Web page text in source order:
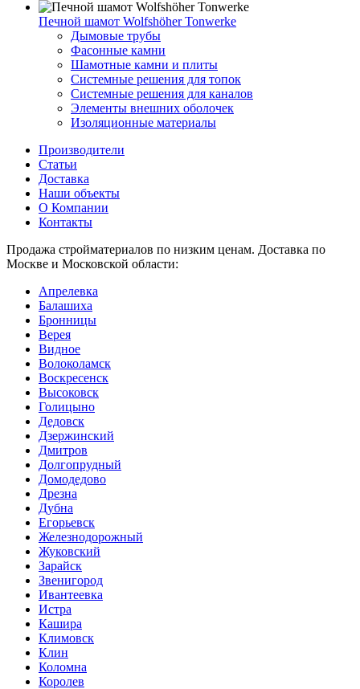
Печной шамот Wolfshöher Tonwerke
Дымовые трубы
Фасонные камни
Шамотные камни и плиты
Системные решения для топок
Системные решения для каналов
Элементы внешних оболочек
Изоляционные материалы
Производители
Статьи
Доставка
Наши объекты
О Компании
Контакты
Продажа стройматериалов по низким ценам. Доставка по
Москве и Московской области:
Апрелевка
Балашиха
Бронницы
Верея
Видное
Волоколамск
Воскресенск
Высоковск
Голицыно
Дедовск
Дзержинский
Дмитров
Долгопрудный
Домодедово
Дрезна
Дубна
Егорьевск
Железнодорожный
Жуковский
Зарайск
Звенигород
Ивантеевка
Истра
Кашира
Климовск
Клин
Коломна
Королев